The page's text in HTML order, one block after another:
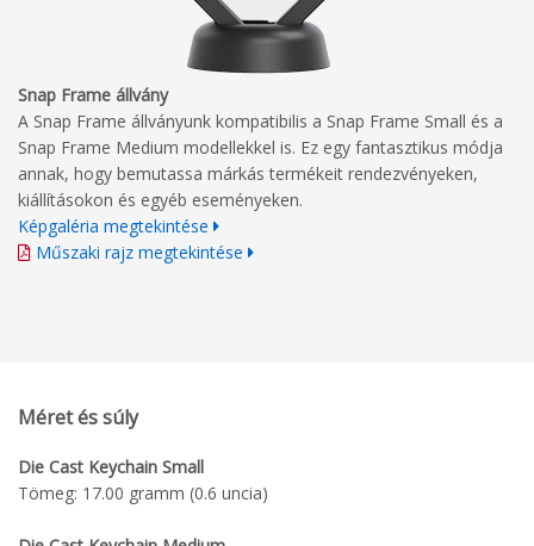
Snap Frame állvány
A Snap Frame állványunk kompatibilis a Snap Frame Small és a
Snap Frame Medium modellekkel is. Ez egy fantasztikus módja
annak, hogy bemutassa márkás termékeit rendezvényeken,
kiállításokon és egyéb eseményeken.
Képgaléria megtekintése
Műszaki rajz megtekintése
Méret és súly
Die Cast Keychain Small
Tömeg: 17.00 gramm (0.6 uncia)